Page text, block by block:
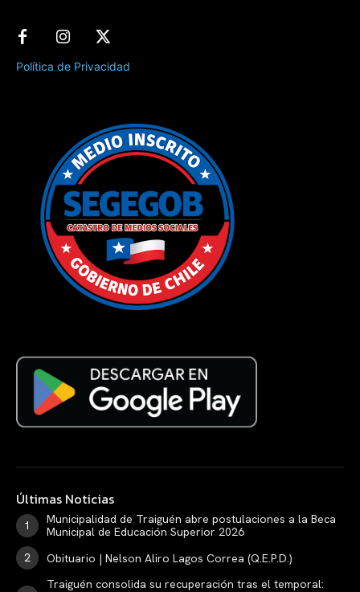
Política de Privacidad
Últimas Noticias
Municipalidad de Traiguén abre postulaciones a la Beca
Municipal de Educación Superior 2026
Obituario | Nelson Aliro Lagos Correa (Q.E.P.D.)
Traiguén consolida su recuperación tras el temporal: